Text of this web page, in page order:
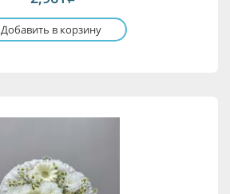
Добавить в корзину